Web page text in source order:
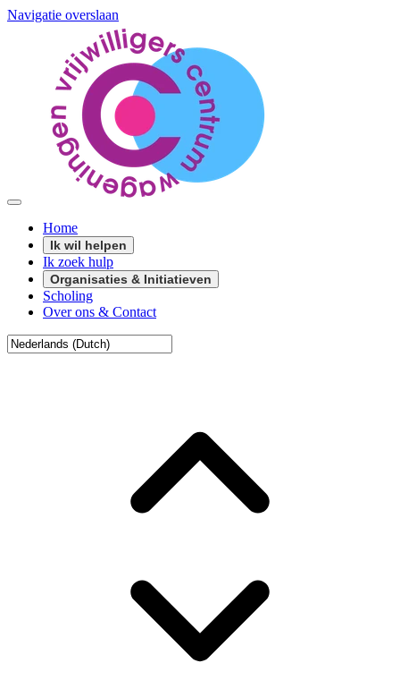
Navigatie overslaan
Home
Ik wil helpen
Ik zoek hulp
Organisaties & Initiatieven
Scholing
Over ons & Contact